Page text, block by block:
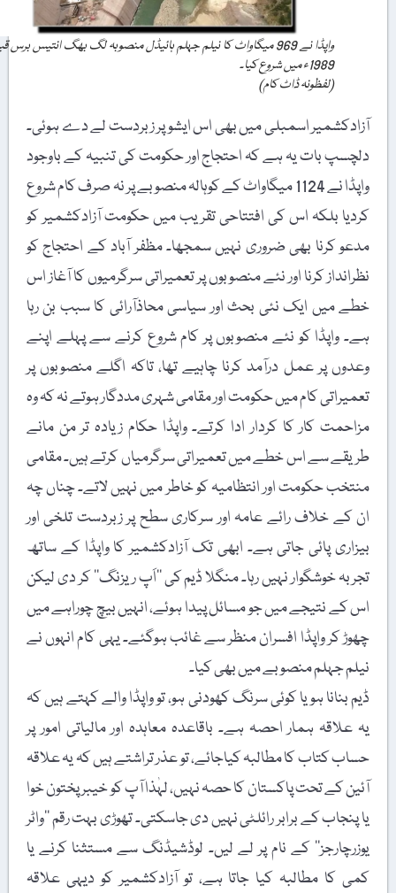
واپڈا نے 969 میگاواٹ کا نیلم جہلم ہائیڈل منصوبہ لگ بھگ انتیس برس قبل
1989ء میں شروع کیا۔
(لفظونہ ڈاٹ کام)
آزادکشمیر اسمبلی میں بھی اس ایشو پر زبردست لے دے ہوئی۔
دلچسپ بات یہ ہے کہ احتجاج اور حکومت کی تنبیہ کے باوجود
واپڈا نے 1124 میگاواٹ کے کوہالہ منصوبے پر نہ صرف کام شروع
کردیا بلکہ اس کی افتتاحی تقریب میں حکومت آزادکشمیر کو
مدعو کرنا بھی ضروری نہیں سمجھا۔ مظفر آباد کے احتجاج کو
نظرانداز کرنا اور نئے منصوبوں پر تعمیراتی سرگرمیوں کا آغاز اس
خطے میں ایک نئی بحث اور سیاسی محاذآرائی کا سبب بن رہا
ہے۔ واپڈا کو نئے منصوبوں پر کام شروع کرنے سے پہلے اپنے
وعدوں پر عمل درآمد کرنا چاہیے تھا، تاکہ اگلے منصوبوں پر
تعمیراتی کام میں حکومت اور مقامی شہری مددگار ہوتے نہ کہ وہ
مزاحمت کار کا کردار ادا کرتے۔ واپڈا حکام زیادہ تر من مانے
طریقے سے اس خطے میں تعمیراتی سرگرمیاں کرتے ہیں۔ مقامی
منتخب حکومت اور انتظامیہ کو خاطر میں نہیں لاتے۔ چناں چہ
ان کے خلاف رائے عامہ اور سرکاری سطح پر زبردست تلخی اور
بیزاری پائی جاتی ہے۔ ابھی تک آزادکشمیر کا واپڈا کے ساتھ
تجربہ خوشگوار نہیں رہا۔ منگلا ڈیم کی ’’اَپ ریزنگ‘‘ کر دی لیکن
اس کے نتیجے میں جو مسائل پیدا ہوئے، انہیں بیچ چوراہے میں
چھوڑ کر واپڈا افسران منظر سے غائب ہوگئے۔ یہی کام انہوں نے
نیلم جہلم منصوبے میں بھی کیا۔
ڈیم بنانا ہو یا کوئی سرنگ کھودنی ہو، تو واپڈا والے کہتے ہیں کہ
یہ علاقہ ہمار احصہ ہے۔ باقاعدہ معاہدہ اور مالیاتی امور پر
حساب کتاب کا مطالبہ کیاجائے، تو عذر تراشتے ہیں کہ یہ علاقہ
آئین کے تحت پاکستان کا حصہ نہیں، لہٰذا آپ کو خیبر پختون خوا
یا پنجاب کے برابر رائلٹی نہیں دی جاسکتی۔ تھوڑی بہت رقم ’’واٹر
یوزرچارجز‘‘ کے نام پر لے لیں۔ لوڈشیڈنگ سے مستثنا کرنے یا
کمی کا مطالبہ کیا جاتا ہے، تو آزادکشمیر کو دیہی علاقہ